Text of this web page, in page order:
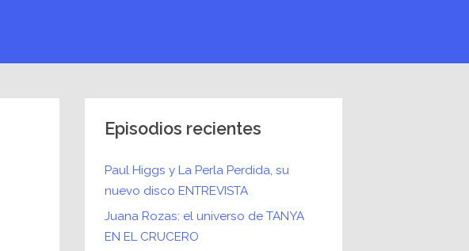
Episodios recientes
Paul Higgs y La Perla Perdida, su
nuevo disco ENTREVISTA
Juana Rozas: el universo de TANYA
EN EL CRUCERO